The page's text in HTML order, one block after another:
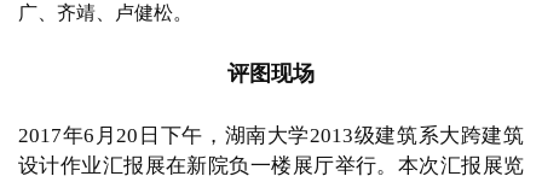
广、齐靖、卢健松。
评图现场
2017年6月20日下午，湖南大学2013级建筑系大跨建筑
设计作业汇报展在新院负一楼展厅举行。本次汇报展览